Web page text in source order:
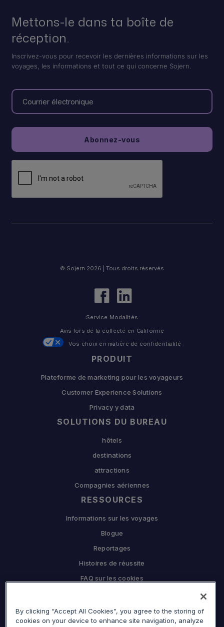
Mettons-le dans ta boîte de
réception.
Inscrivez-vous pour recevoir les dernières informations sur les
voyages, les informations et tout ce qui concerne Sojern.
PRODUIT
Plateforme de marketing pour les voyageurs
Customer Experience Solutions
Privacy y data
SOLUTIONS DU BUREAU
hôtels
destinations
attractions
Compagnies aériennes
RESSOURCES
Informations sur les voyages
Blogue
Reportages
Histoires de réussite
FAQ sur les cookies
Pourquoi Sojern
© Sojern 2026 | Tous droits réservés
Service Modalités
Avis lors de la collecte en Californie
Vos choix en matière de confidentialité
By clicking “Accept All Cookies”, you agree to the storing of
cookies on your device to enhance site navigation, analyze